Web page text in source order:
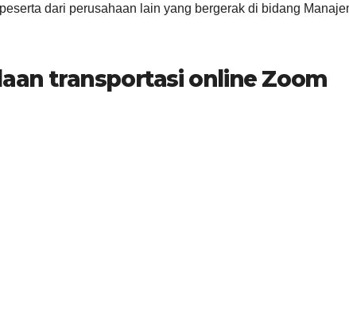
dari perusahaan lain yang bergerak di bidang
transportasi online Zoom